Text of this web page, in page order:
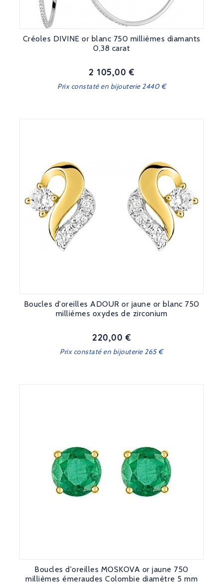
Créoles DIVINE or blanc 750 millièmes diamants
0,38 carat
Prix
2 105,00 €
Prix constaté en bijouterie 2440 €
Boucles d'oreilles ADOUR or jaune or blanc 750
millièmes oxydes de zirconium
Prix
220,00 €
Prix constaté en bijouterie 265 €
Boucles d'oreilles MOSKOVA or jaune 750
millièmes émeraudes Colombie diamètre 5 mm